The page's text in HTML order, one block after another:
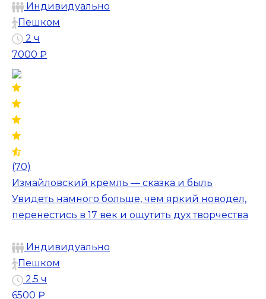
Индивидуально
Пешком
2 ч
7000 ₽
(70)
Измайловский кремль — сказка и быль
Увидеть намного больше, чем яркий новодел,
перенестись в 17 век и ощутить дух творчества
Индивидуально
Пешком
2.5 ч
6500 ₽